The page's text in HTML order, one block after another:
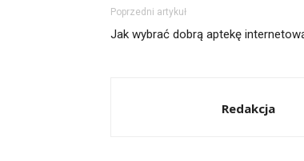
Poprzedni artykuł
Jak wybrać dobrą aptekę
Redakcja